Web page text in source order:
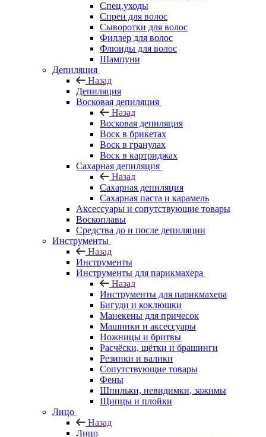
Спец.уходы
Спреи для волос
Сыворотки для волос
Филлер для волос
Флюиды для волос
Шампуни
Депиляция
Назад
Депиляция
Восковая депиляция
Назад
Восковая депиляция
Воск в брикетах
Воск в гранулах
Воск в картриджах
Сахарная депиляция
Назад
Сахарная депиляция
Сахарная паста и карамель
Аксессуары и сопутствующие товары
Воскоплавы
Средства до и после депиляции
Инструменты
Назад
Инструменты
Инструменты для парикмахера
Назад
Инструменты для парикмахера
Бигуди и коклюшки
Манекены для причесок
Машинки и аксессуары
Ножницы и бритвы
Расчёски, щётки и брашинги
Резинки и валики
Сопутствующие товары
Фены
Шпильки, невидимки, зажимы
Щипцы и плойки
Лицо
Назад
Лицо